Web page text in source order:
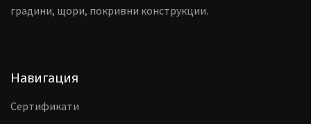
градини, щори, покривни конструкции.
Навигация
Сертификати